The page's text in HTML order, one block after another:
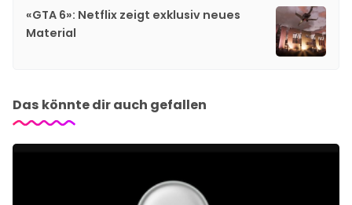
«GTA 6»: Netflix zeigt exklusiv neues
Material
Das könnte dir auch gefallen